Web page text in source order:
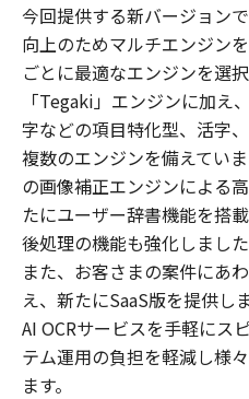
今回提供する新バージョン
向上のためマルチエンジン
ごとに最適なエンジンを選
「Tegaki」エンジンに加え
字などの項目特化型、活字
複数のエンジンを備えてい
の画像補正エンジンによる
たにユーザー辞書機能を搭
後処理の機能も強化しました
また、お客さまの案件にあ
え、新たにSaaS版を提供し
AI OCRサービスを手軽にス
テム運用の負担を軽減し様
ます。